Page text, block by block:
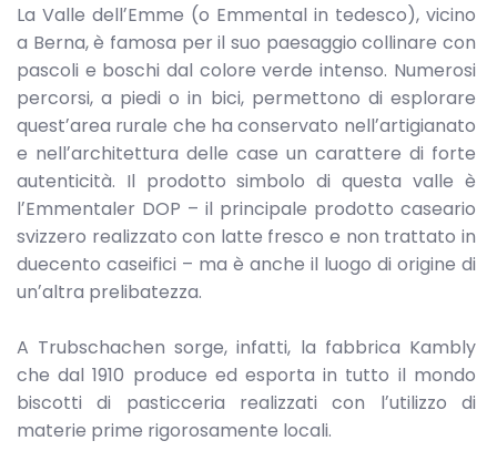
La Valle dellʼEmme (o Emmental in tedesco), vicino
a Berna, è famosa per il suo paesaggio collinare con
pascoli e boschi dal colore verde intenso. Numerosi
percorsi, a piedi o in bici, permettono di esplorare
questʼarea rurale che ha conservato nellʼartigianato
e nellʼarchitettura delle case un carattere di forte
autenticità. Il prodotto simbolo di questa valle è
lʼEmmentaler DOP – il principale prodotto caseario
svizzero realizzato con latte fresco e non trattato in
duecento caseifici – ma è anche il luogo di origine di
unʼaltra prelibatezza.
A Trubschachen sorge, infatti, la fabbrica Kambly
che dal 1910 produce ed esporta in tutto il mondo
biscotti di pasticceria realizzati con lʼutilizzo di
materie prime rigorosamente locali.